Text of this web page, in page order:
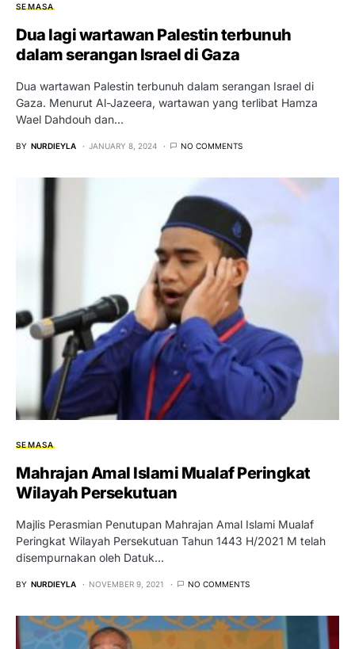
SEMASA
Dua lagi wartawan Palestin terbunuh
dalam serangan Israel di Gaza
Dua wartawan Palestin terbunuh dalam serangan Israel di
Gaza. Menurut Al-Jazeera, wartawan yang terlibat Hamza
Wael Dahdouh dan…
BY NURDIEYLA JANUARY 8, 2024 NO COMMENTS
SEMASA
Mahrajan Amal Islami Mualaf Peringkat
Wilayah Persekutuan
Majlis Perasmian Penutupan Mahrajan Amal Islami Mualaf
Peringkat Wilayah Persekutuan Tahun 1443 H/2021 M telah
disempurnakan oleh Datuk…
BY NURDIEYLA NOVEMBER 9, 2021 NO COMMENTS